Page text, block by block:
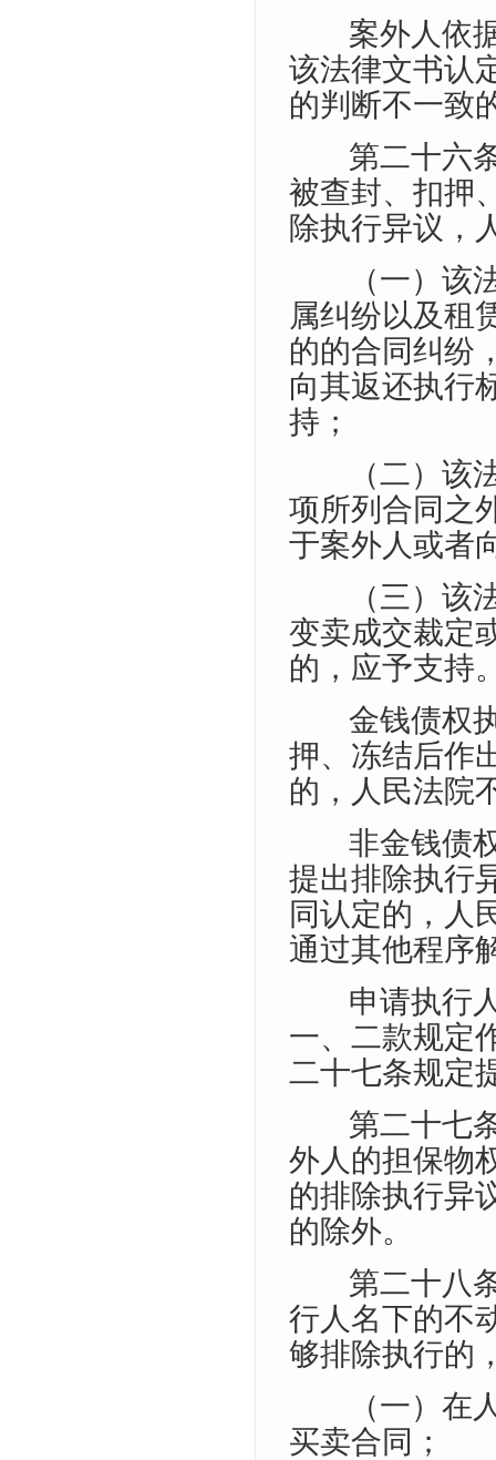
案外人依
该法律文书认
的判断不一致
第二十六
被查封、扣押
除执行异议，
（一）该
属纠纷以及租
的的合同纠纷
向其返还执行
持；
（二）该
项所列合同之
于案外人或者
（三）该
变卖成交裁定
的，应予支持
金钱债权
押、冻结后作
的，人民法院
非金钱债
提出排除执行
同认定的，人
通过其他程序
申请执行
一、二款规定
二十七条规定
第二十七
外人的担保物
的排除执行异
的除外。
第二十八
行人名下的不
够排除执行的
（一）在
买卖合同；